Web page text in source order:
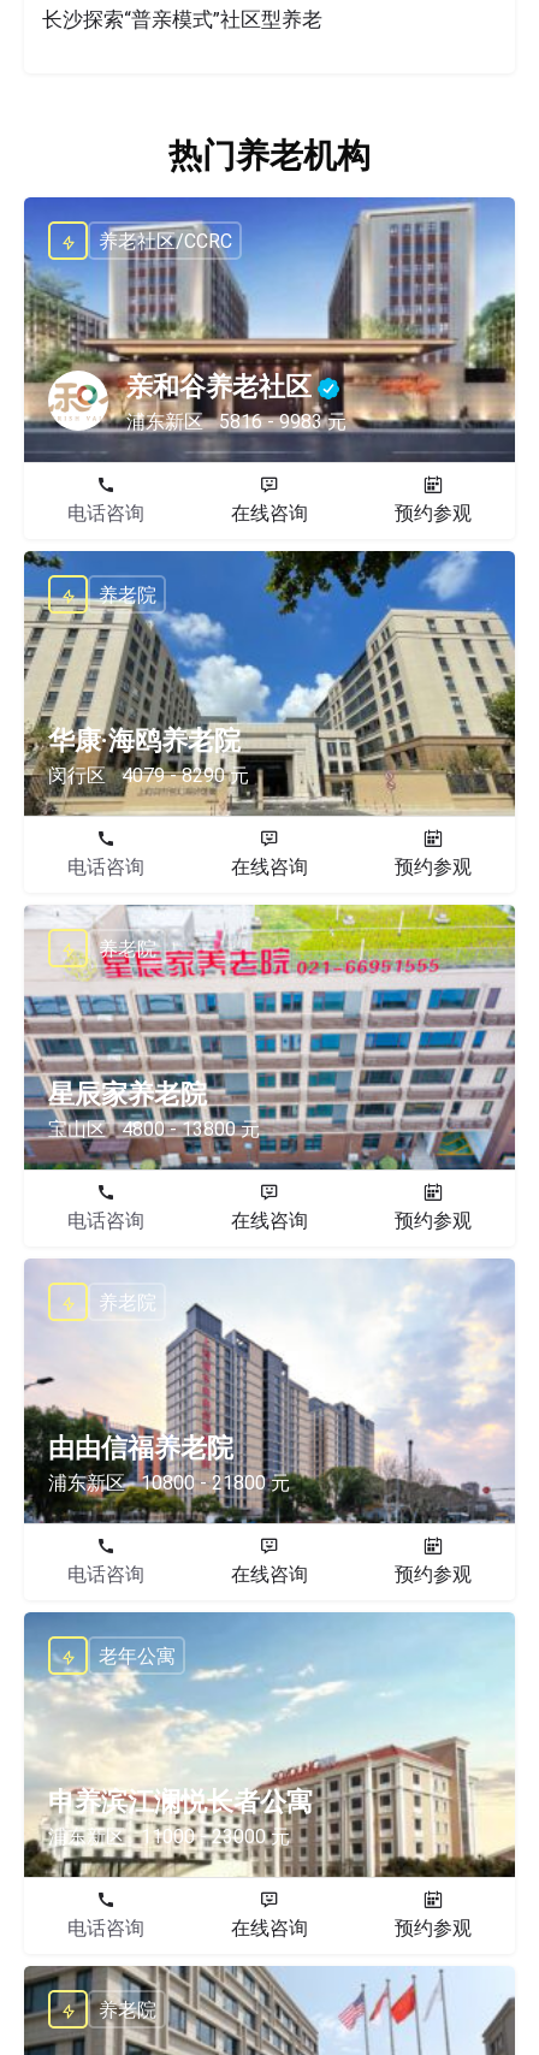
长沙探索“普亲模式”社区型养老
热门养老机构
亲和谷养老社区
浦东新区 5816 - 9983 元
养老社区/CCRC
电话咨询 在线咨询 预约参观
华康·海鸥养老院
闵行区 4079 - 8290 元
养老院
电话咨询 在线咨询 预约参观
星辰家养老院
宝山区 4800 - 13800 元
养老院
电话咨询 在线咨询 预约参观
由由信福养老院
浦东新区 10800 - 21800 元
养老院
电话咨询 在线咨询 预约参观
申养滨江澜悦长者公寓
浦东新区 11000 - 23000 元
老年公寓
电话咨询 在线咨询 预约参观
养老院